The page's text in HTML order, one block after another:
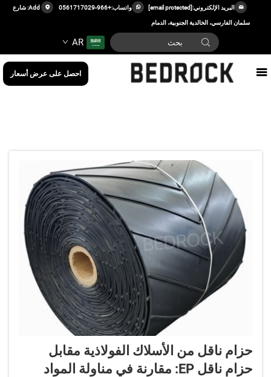
البريد الإلكتروني:[email protected] واتساب:+966-0561717029 Add: شارع
سلمان الفارسي، الخالدية الجنوبية، الدمام
AR
احصل على عرض أسعار
حزام ناقل من الأسلاك الفولاذية مقابل
حزام ناقل EP: مقارنة في مناولة المواد